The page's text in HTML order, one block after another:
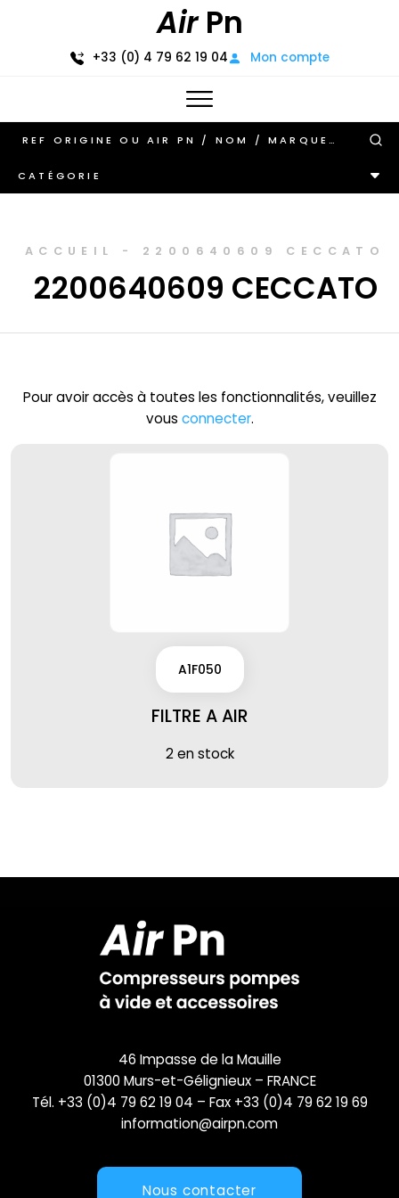
AirPn
+33 (0) 4 79 62 19 04 Mon compte
CATÉGORIE
ACCUEIL - 2200640609 CECCATO
2200640609 CECCATO
Pour avoir accès à toutes les fonctionnalités, veuillez
vous connecter.
A1F050
FILTRE A AIR
2 en stock
46 Impasse de la Mauille
01300 Murs-et-Gélignieux – FRANCE
Tél. +33 (0)4 79 62 19 04 – Fax +33 (0)4 79 62 19 69
information@airpn.com
Nous contacter